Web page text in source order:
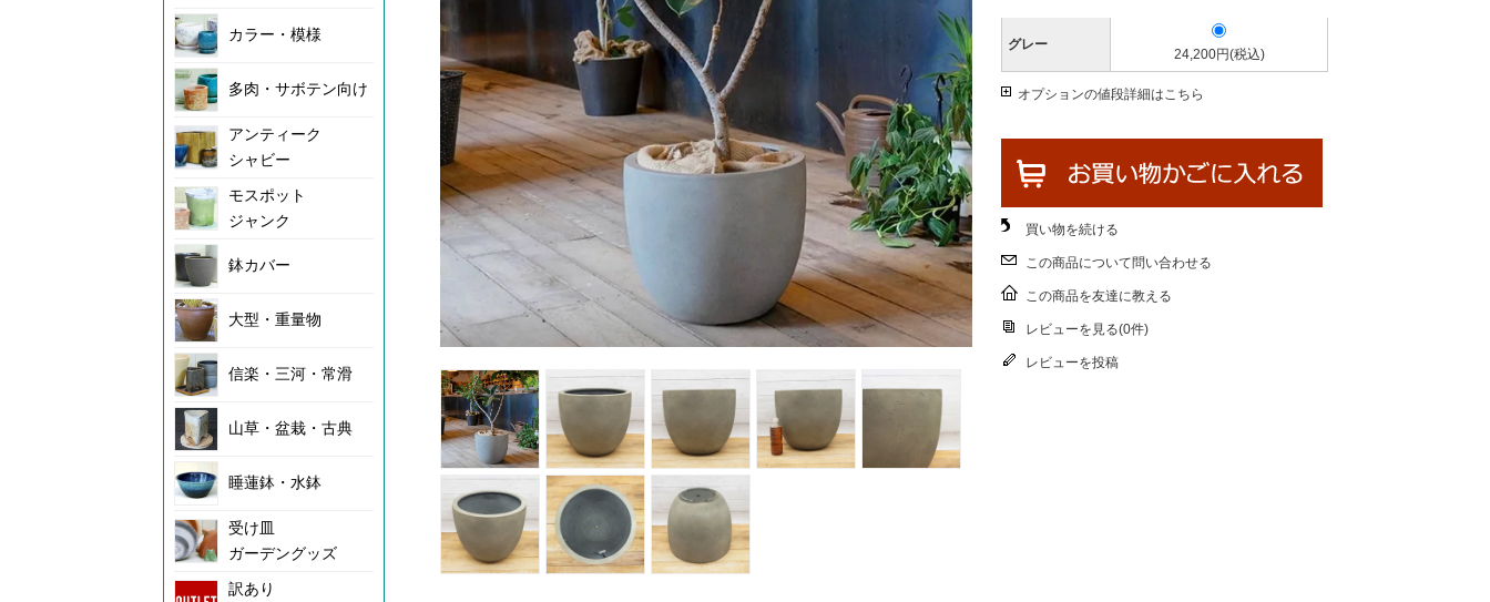
カラー・模様
多肉・サボテン向け
アンティーク
シャビー
モスポット
ジャンク
鉢カバー
大型・重量物
信楽・三河・常滑
山草・盆栽・古典
睡蓮鉢・水鉢
受け皿
ガーデングッズ
訳あり
グレー
24,200円(税込)
オプションの値段詳細はこちら
買い物を続ける
この商品について問い合わせる
この商品を友達に教える
レビューを見る(0件)
レビューを投稿